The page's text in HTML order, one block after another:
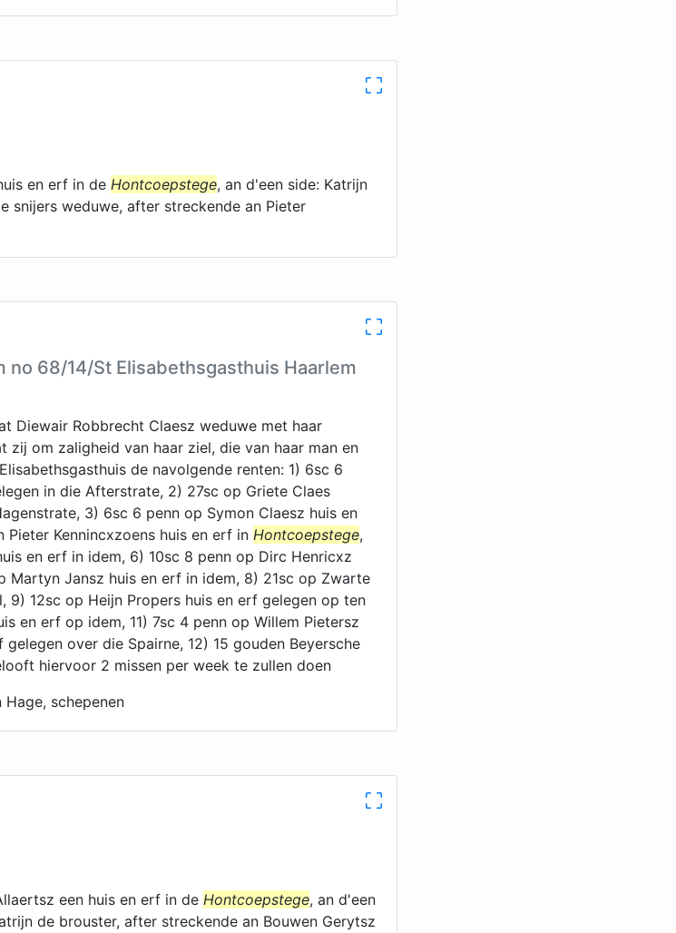
en erf in de Hontcoepstege, an d'een side: Katrijn
snijers weduwe, after streckende an Pieter
no 68/14/St Elisabethsgasthuis Haarlem
Diewair Robbrecht Claesz weduwe met haar
zij om zaligheid van haar ziel, die van haar man en
de navolgende renten: 1) 6sc 6
in die Afterstrate, 2) 27sc op Griete Claes
3) 6sc 6 penn op Symon Claesz huis en
Pieter Kennincxzoens huis en erf in Hontcoepstege,
en erf in idem, 6) 10sc 8 penn op Dirc Henricxz
Martyn Jansz huis en erf in idem, 8) 21sc op Zwarte
9) 12sc op Heijn Propers huis en erf gelegen op ten
en erf op idem, 11) 7sc 4 penn op Willem Pietersz
over die Spairne, 12) 15 gouden Beyersche
hiervoor 2 missen per week te zullen doen
schepenen
een huis en erf in de Hontcoepstege, an d'een
de brouster, after streckende an Bouwen Gerytsz